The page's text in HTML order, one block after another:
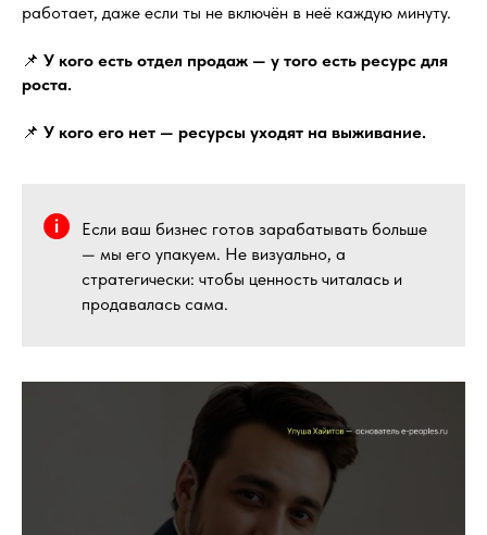
работает, даже если ты не включён в неё каждую минуту.
📌 У кого есть отдел продаж — у того есть ресурс для
роста.
📌 У кого его нет — ресурсы уходят на выживание.
Если ваш бизнес готов зарабатывать больше
— мы его упакуем. Не визуально, а
стратегически: чтобы ценность читалась и
продавалась сама.